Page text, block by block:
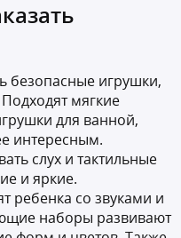
игрушки,
мягкие
для ванной,
интересным.
слух и тактильные
и яркие.
ребенка со звуками и
наборы развивают